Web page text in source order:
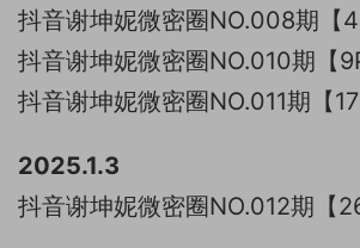
抖音谢坤妮微密圈NO.008期【
抖音谢坤妮微密圈NO.010期【
抖音谢坤妮微密圈NO.011期【
2025.1.3
抖音谢坤妮微密圈NO.012期【